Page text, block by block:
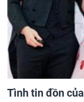
Tình tin đồn